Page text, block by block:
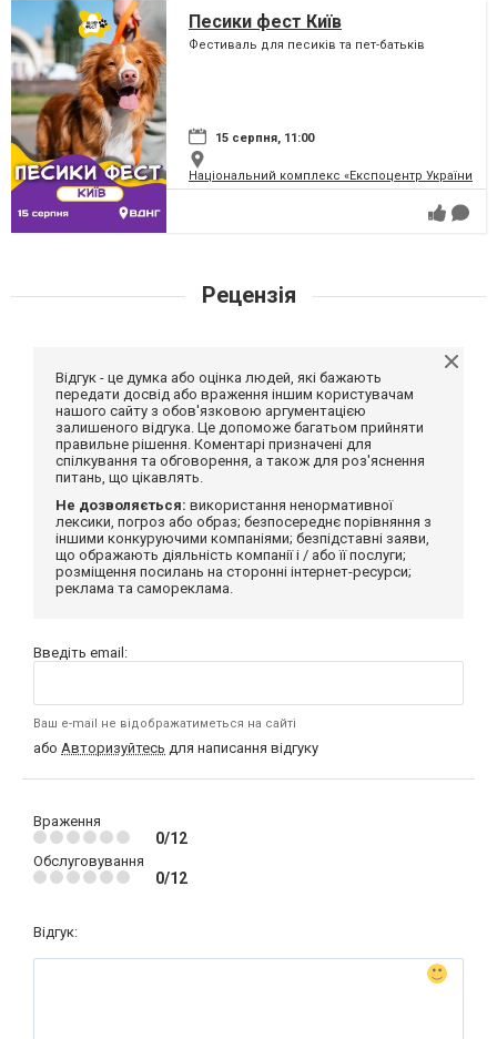
Песики фест Київ
Фестиваль для песиків та пет-батьків
15 серпня, 11:00
Національний комплекс «Експоцентр України»
Рецензія
Відгук - це думка або оцінка людей, які бажають
передати досвід або враження іншим користувачам
нашого сайту з обов'язковою аргументацією
залишеного відгука. Це допоможе багатьом прийняти
правильне рішення. Коментарі призначені для
спілкування та обговорення, а також для роз'яснення
питань, що цікавлять.
Не дозволяється: використання ненормативної
лексики, погроз або образ; безпосереднє порівняння з
іншими конкуруючими компаніями; безпідставні заяви,
що ображають діяльність компанії і / або її послуги;
розміщення посилань на сторонні інтернет-ресурси;
реклама та самореклама.
Введіть email:
Ваш e-mail не відображатиметься на сайті
або Авторизуйтесь для написання відгуку
Враження
0/12
Обслуговування
0/12
Відгук: